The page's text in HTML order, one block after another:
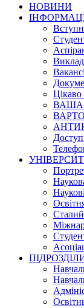
НОВИНИ
ВАША
Доступ